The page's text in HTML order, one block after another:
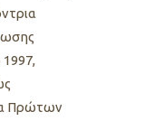
Πρώτων